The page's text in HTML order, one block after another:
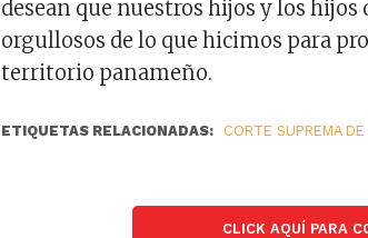
desean que nuestros hijos y los hijos
orgullosos de lo que hicimos para
territorio panameño.
ETIQUETAS RELACIONADAS: CORTE SUPREMA
CLICK AQUÍ PARA